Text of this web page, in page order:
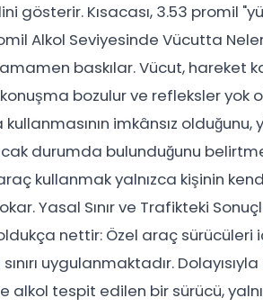
gösterir. Kısacası, 3.53 promil
Alkol Seviyesinde Vücutta
baskılar. Vücut, hareket
bozulur ve refleksler yok
imkânsız olduğunu,
durumda bulunduğunu
kullanmak yalnızca kişinin
Yasal Sınır ve Trafikteki
nettir: Özel araç sürücüleri
uygulanmaktadır.
alkol tespit edilen bir sürücü,